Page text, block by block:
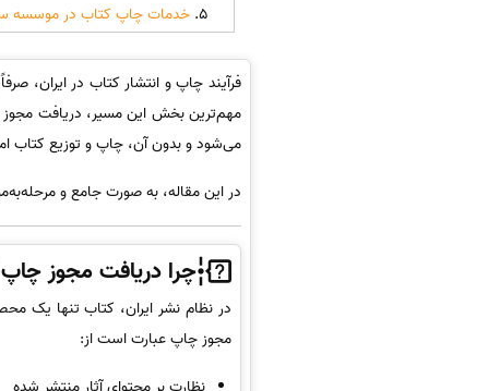
خدمات چاپ کتاب در موسسه
فرآیند چاپ و انتشار کتاب در ایران،
مهم‌ترین بخش این مسیر، دریافت
می‌شود و بدون آن، چاپ و توزیع کتاب
در این مقاله، به صورت جامع و
چرا دریافت مجوز
در نظام نشر ایران، کتاب تنها یک
مجوز چاپ عبارت است از: